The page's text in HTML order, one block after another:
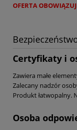
OFERTA
Certyfikaty i
Zawiera małe
Zalecany nadzór
Produkt łatwopalny.
Osoba